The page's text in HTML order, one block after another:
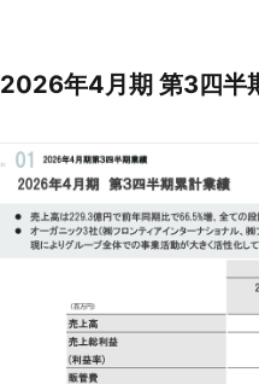
2026年4月期 第3四半